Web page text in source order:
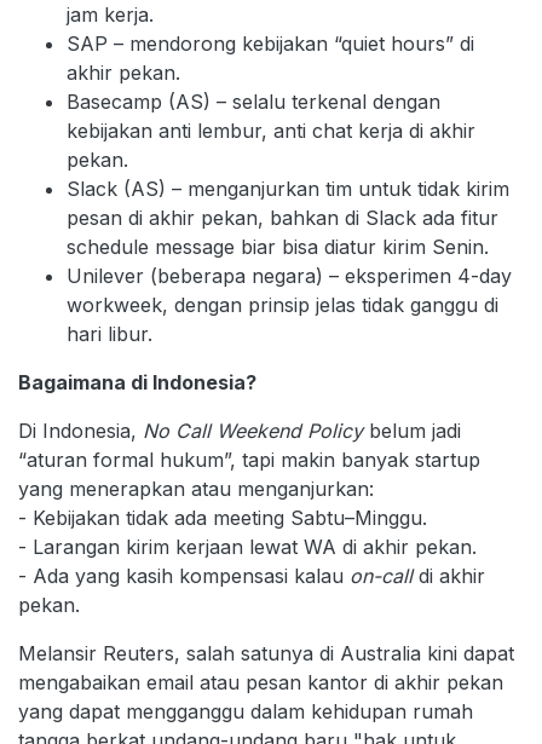
jam kerja.
SAP – mendorong kebijakan “quiet hours” di
akhir pekan.
Basecamp (AS) – selalu terkenal dengan
kebijakan anti lembur, anti chat kerja di akhir
pekan.
Slack (AS) – menganjurkan tim untuk tidak kirim
pesan di akhir pekan, bahkan di Slack ada fitur
schedule message biar bisa diatur kirim Senin.
Unilever (beberapa negara) – eksperimen 4-day
workweek, dengan prinsip jelas tidak ganggu di
hari libur.
Bagaimana di Indonesia?
Di Indonesia, No Call Weekend Policybelum jadi
“aturan formal hukum”, tapi makin banyak startup
yang menerapkan atau menganjurkan:
- Kebijakan tidak ada meeting Sabtu–Minggu.
- Larangan kirim kerjaan lewat WA di akhir pekan.
- Ada yang kasih kompensasi kalau on-calldi akhir
pekan.
Melansir Reuters, salah satunya di Australia kini dapat
mengabaikan email atau pesan kantor di akhir pekan
yang dapat mengganggu dalam kehidupan rumah